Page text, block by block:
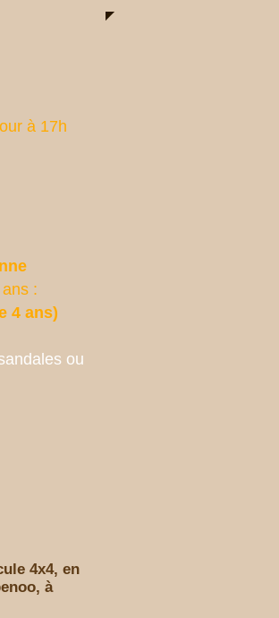
à 17h
:
4 ans)
ou
4x4, en
à